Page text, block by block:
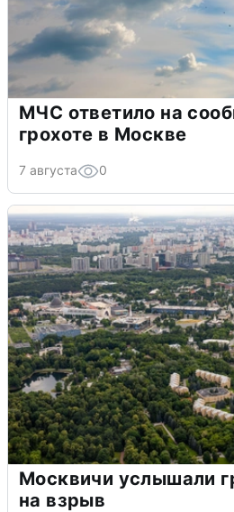
МЧС ответило на
грохоте в Москве
7 августа 0
Москвичи услышали
на взрыв